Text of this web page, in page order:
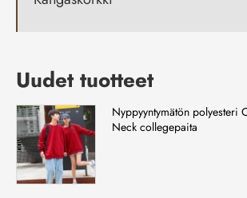
Uudet tuotteet
Nyppyyntymätön polyesteri
Neck collegepaita